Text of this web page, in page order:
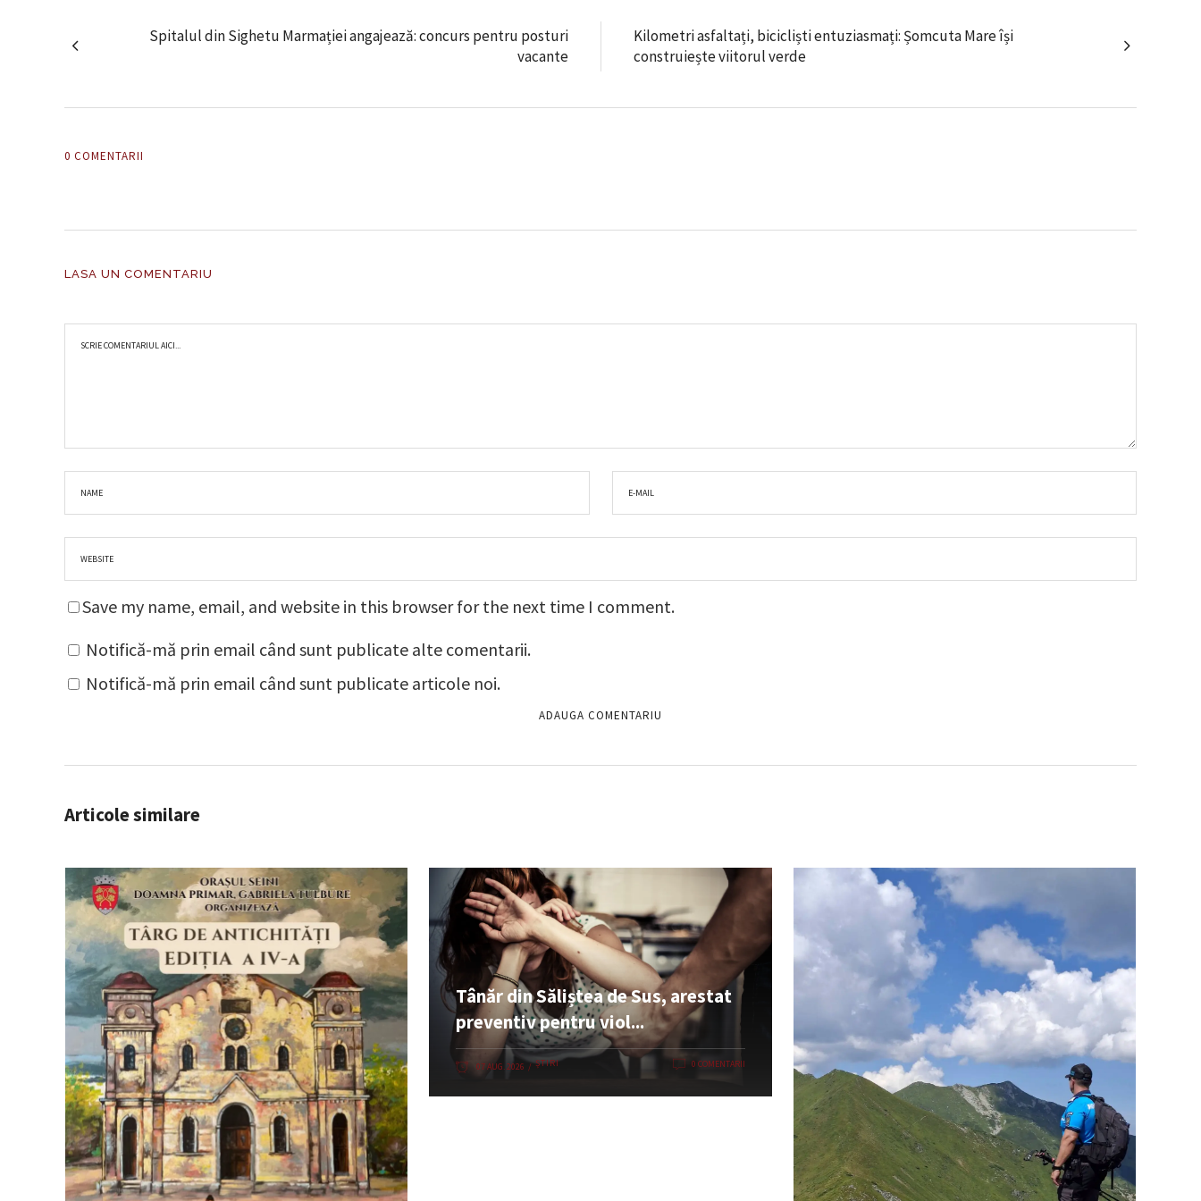
Spitalul din Sighetu Marmației angajează: concurs pentru posturi
vacante
Kilometri asfaltați, bicicliști entuziasmați: Șomcuta Mare își
construiește viitorul verde
0 COMENTARII
LASA UN COMENTARIU
Save my name, email, and website in this browser for the next time I comment.
Notifică-mă prin email când sunt publicate alte comentarii.
Notifică-mă prin email când sunt publicate articole noi.
Articole similare
Tânăr din Săliștea de Sus, arestat
preventiv pentru viol...
07 AUG. 2026 ȘTIRI 0 COMENTARII